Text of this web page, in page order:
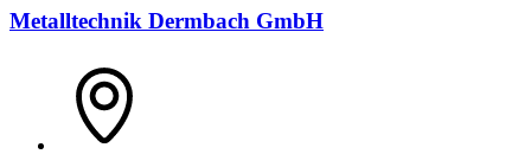
Metalltechnik Dermbach GmbH